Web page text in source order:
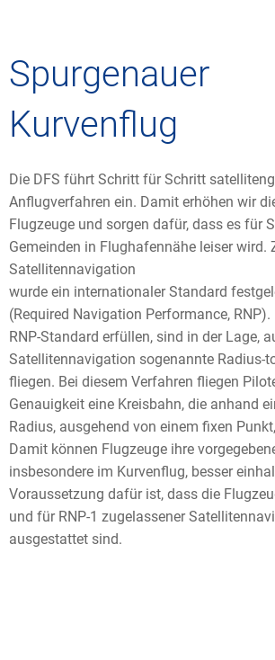
Spurgenauer
Kurvenflug
Die DFS führt Schritt für Schritt
Anflugverfahren ein. Damit erhöhen wir
Flugzeuge und sorgen dafür, dass es für
Gemeinden in Flughafennähe leiser wird.
Satellitennavigation
wurde ein internationaler Standard
(Required Navigation Performance, RNP).
RNP-Standard erfüllen, sind in der Lage,
Satellitennavigation sogenannte Radius-
fliegen. Bei diesem Verfahren fliegen
Genauigkeit eine Kreisbahn, die anhand
Radius, ausgehend von einem fixen
Damit können Flugzeuge ihre
insbesondere im Kurvenflug, besser
Voraussetzung dafür ist, dass die
und für RNP-1 zugelassener
ausgestattet sind.